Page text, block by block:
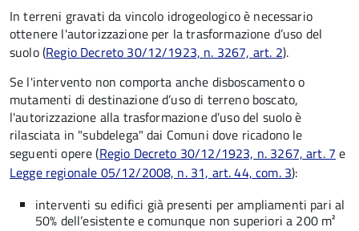
In terreni gravati da vincolo idrogeologico è necessario
ottenere l'autorizzazione per la trasformazione d’uso del
suolo (Regio Decreto 30/12/1923, n. 3267, art. 2).
Se l'intervento non comporta anche disboscamento o
mutamenti di destinazione d’uso di terreno boscato,
l'autorizzazione alla trasformazione d’uso del suolo è
rilasciata in "subdelega" dai Comuni dove ricadono le
seguenti opere (Regio Decreto 30/12/1923, n. 3267, art. 7 e
Legge regionale 05/12/2008, n. 31, art. 44, com. 3):
interventi su edifici già presenti per ampliamenti pari al
50% dell’esistente e comunque non superiori a 200 m²